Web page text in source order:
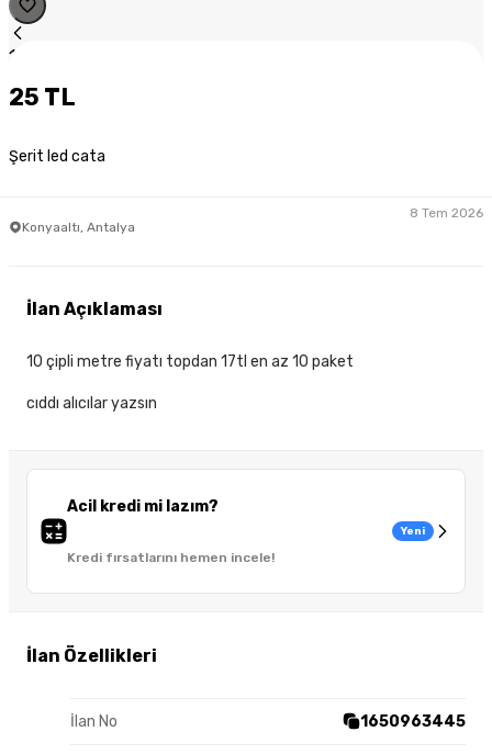
1
25 TL
Şerit led cata
Konyaaltı, Antalya
8 Tem 2026
Acil kredi mi lazım?
Kredi fırsatlarını hemen incele!
Yeni
İlan Özellikleri
İlan No 1650963445
İlan Açıklaması
10 çipli metre fiyatı topdan 17tl en az 10 paket
cıddı alıcılar yazsın